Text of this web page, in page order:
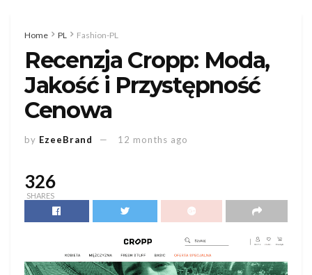
Home PL Fashion-PL
Recenzja Cropp: Moda,
Jakość i Przystępność
Cenowa
by EzeeBrand 12 months ago
326
SHARES